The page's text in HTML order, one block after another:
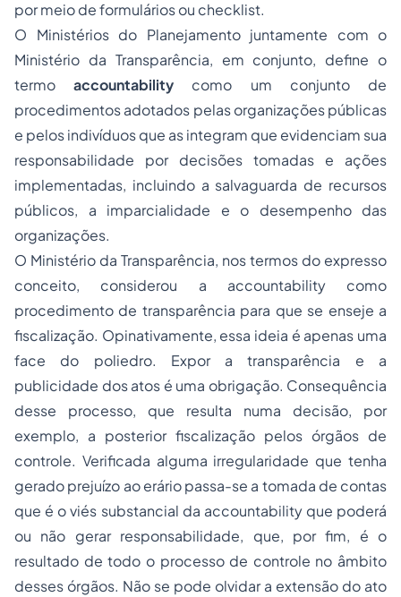
por meio de formulários ou checklist.
O Ministérios do Planejamento juntamente com o
Ministério da Transparência, em conjunto, define o
termoaccountability como um
conjunto de
procedimentos adotados pelas organizações públicas
e pelos indivíduos que as integram que evidenciam sua
responsabilidade por decisões tomadas e ações
implementadas, incluindo a salvaguarda de recursos
públicos, a imparcialidade e o desempenho das
organizações.
O Ministério da Transparência, nos termos do expresso
conceito, considerou a accountability como
procedimento de transparência para que se enseje a
fiscalização. Opinativamente, essa ideia é apenas uma
face do poliedro. Expor a transparência e a
publicidade dos atos é uma obrigação. Consequência
desse processo, que resulta numa decisão, por
exemplo, a posterior fiscalização pelos órgãos de
controle. Verificada alguma irregularidade que tenha
gerado prejuízo ao erário passa-se a tomada de contas
que é o viés substancial da accountability que poderá
ou não gerar responsabilidade, que, por fim, é o
resultado de todo o processo de controle no âmbito
desses órgãos. Não se pode olvidar a extensão do ato